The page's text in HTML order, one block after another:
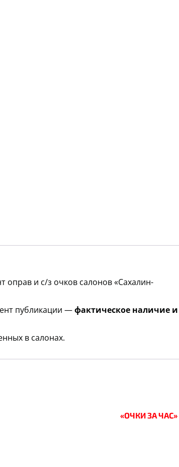
оправ и c/з очков салонов «Сахалин-
публикации —фактическое наличие и
в салонах.
«ОЧКИ ЗА